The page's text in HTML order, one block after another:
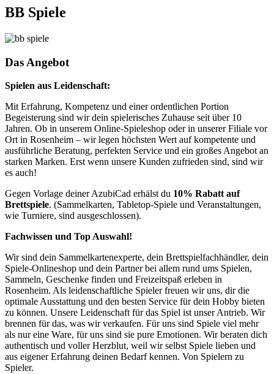
BB Spiele
Das Angebot
Spielen aus Leidenschaft:
Mit Erfahrung, Kompetenz und einer ordentlichen Portion
Begeisterung sind wir dein spielerisches Zuhause seit über 10
Jahren. Ob in unserem Online-Spieleshop oder in unserer Filiale vor
Ort in Rosenheim – wir legen höchsten Wert auf kompetente und
ausführliche Beratung, perfekten Service und ein großes Angebot an
starken Marken. Erst wenn unsere Kunden zufrieden sind, sind wir
es auch!
Gegen Vorlage deiner AzubiCad erhälst du 10% Rabatt auf
Brettspiele. (Sammelkarten, Tabletop-Spiele und Veranstaltungen,
wie Turniere, sind ausgeschlossen).
Fachwissen und Top Auswahl!
Wir sind dein Sammelkartenexperte, dein Brettspielfachhändler, dein
Spiele-Onlineshop und dein Partner bei allem rund ums Spielen,
Sammeln, Geschenke finden und Freizeitspaß erleben in
Rosenheim. Als leidenschaftliche Spieler freuen wir uns, dir die
optimale Ausstattung und den besten Service für dein Hobby bieten
zu können. Unsere Leidenschaft für das Spiel ist unser Antrieb. Wir
brennen für das, was wir verkaufen. Für uns sind Spiele viel mehr
als nur eine Ware, für uns sind sie pure Emotionen. Wir beraten dich
authentisch und voller Herzblut, weil wir selbst Spiele lieben und
aus eigener Erfahrung deinen Bedarf kennen. Von Spielern zu
Spieler.